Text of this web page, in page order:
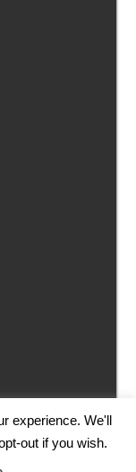
Reserved.
experience. We'll
out if you wish.